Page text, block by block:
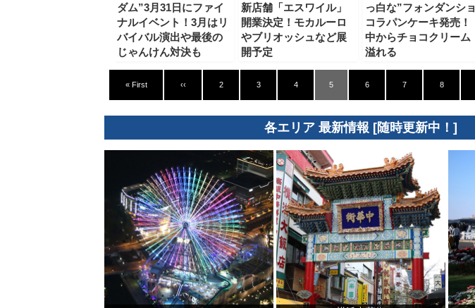
ダム”3月31日にファイ
ナルイベント！3月はリ
バイバル演出や最後の
じゃんけん対決も
新店舗「エスワイル」
開業決定！モカルーロ
やブリオッシュなど展
開予定
っ白な”フォンダンショ
コラパンケーキ発売！
中からチョコクリーム
溢れる
« First ‹‹ 2 3 4 5 6 7 8
各エリア 最新情報 [随時更新中！]